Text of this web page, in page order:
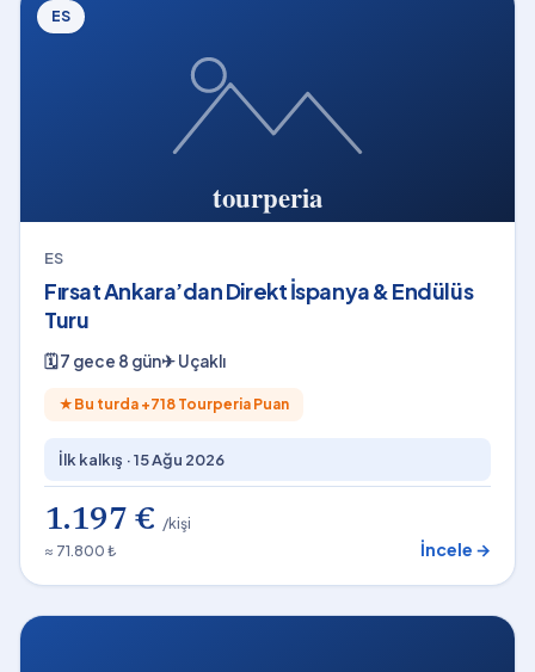
ES
ES
Fırsat Ankara’dan Direkt İspanya & Endülüs
Turu
🗓7 gece 8 gün✈Uçaklı
★ Bu turda +718 Tourperia Puan
İlk kalkış ·15 Ağu 2026
1.197 € /kişi
≈ 71.800 ₺
İncele →